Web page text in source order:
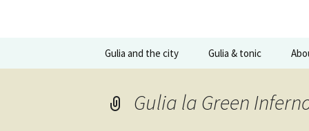
Sari
Gulia and the city
Events
Gulia & tonic
Gulia la Green